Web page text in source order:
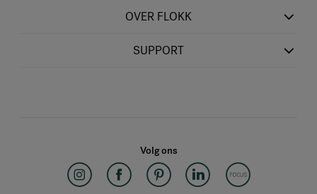
OVER FLOKK
SUPPORT
Volg ons